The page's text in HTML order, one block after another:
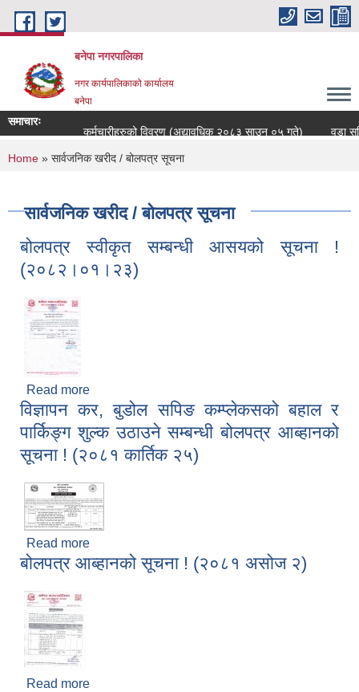
Skip to main content
बनेपा नगरपालिका
नगर कार्यपालिकाको कार्यालय
बनेपा
समाचारः
कर्मचारीहरुको विवरण (अद्यावधिक २०८३ साउन ०५ गते)
वडा
You are here
Home » सार्वजनिक खरीद / बोलपत्र सूचना
सार्वजनिक खरीद / बोलपत्र सूचना
बोलपत्र स्वीकृत सम्बन्धी आसयको सूचना !
(२०८२।०१।२३)
Read more
(२०८२।०१।२३)
विज्ञापन कर, बुडोल सपिङ कम्प्लेकसको बहाल र
पार्किङ्ग शुल्क उठाउने सम्बन्धी बोलपत्र आब्हानको
सूचना ! (२०८१ कार्तिक २५)
Read more
पार्किङ्ग शुल्क उठाउने सम्बन्धी बोलपत्र आब्हानको सूचना !
बोलपत्र आब्हानको सूचना ! (२०८१ असोज २)
Read more